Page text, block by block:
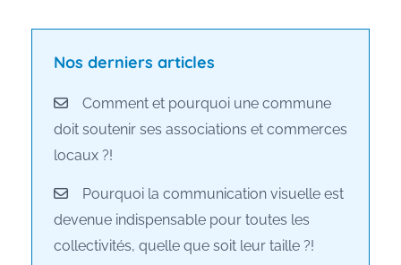
Nos derniers articles
Comment et pourquoi une commune
doit soutenir ses associations et commerces
locaux ?!
Pourquoi la communication visuelle est
devenue indispensable pour toutes les
collectivités, quelle que soit leur taille ?!